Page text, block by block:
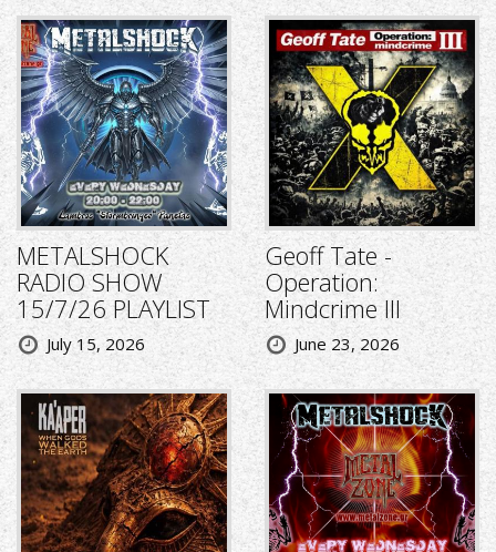
METALSHOCK
RADIO SHOW
15/7/26 PLAYLIST
July 15, 2026
Geoff Tate -
Operation:
Mindcrime III
June 23, 2026